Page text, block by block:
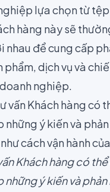
lựa chọn từ
hàng này sẽ
nhau để cung cấp
phẩm, dịch vụ và
nghiệp.
Khách hàng có
ý kiến và phản